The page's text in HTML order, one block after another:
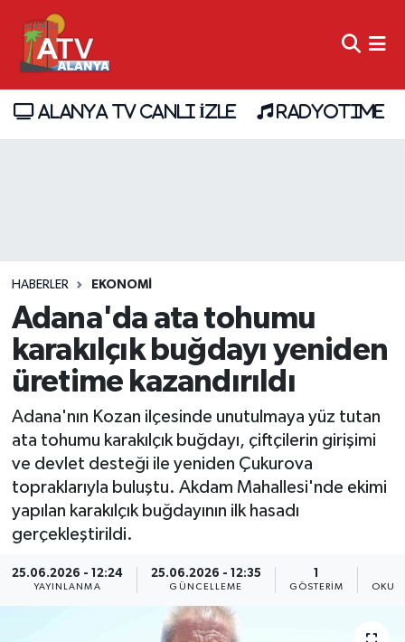
ALANYA TV CANLI İZLE RADYOTIME
HABERLER EKONOMİ
Adana'da ata tohumu
karakılçık buğdayı yeniden
üretime kazandırıldı
Adana'nın Kozan ilçesinde unutulmaya yüz tutan
ata tohumu karakılçık buğdayı, çiftçilerin girişimi
ve devlet desteği ile yeniden Çukurova
topraklarıyla buluştu. Akdam Mahallesi'nde ekimi
yapılan karakılçık buğdayının ilk hasadı
gerçekleştirildi.
25.06.2026 - 12:24
YAYINLANMA
25.06.2026 - 12:35
GÜNCELLEME
1
GÖSTERIM